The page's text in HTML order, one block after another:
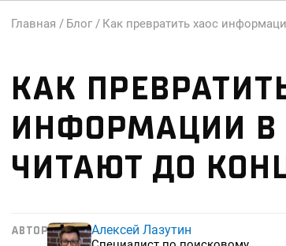
Главная / Блог / Как превратить хаос
КАК
ИНФОРМАЦИИ В
ЧИТАЮТ ДО
АВТОР Алексей Лазутин